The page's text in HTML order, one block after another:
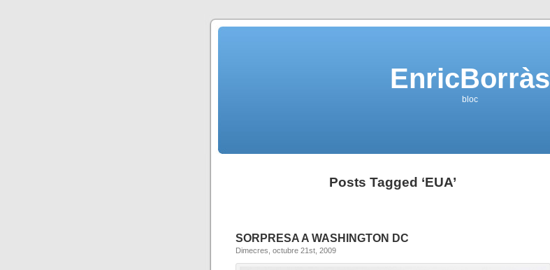
EnricBorràs
bloc
Posts Tagged ‘EUA’
SORPRESA A WASHINGTON DC
Dimecres, octubre 21st, 2009